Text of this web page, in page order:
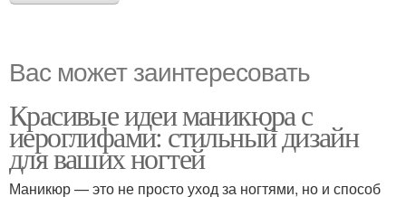
Вас может заинтересовать
Красивые идеи маникюра с
иероглифами: стильный дизайн
для ваших ногтей
Маникюр — это не просто уход за ногтями, но и способ